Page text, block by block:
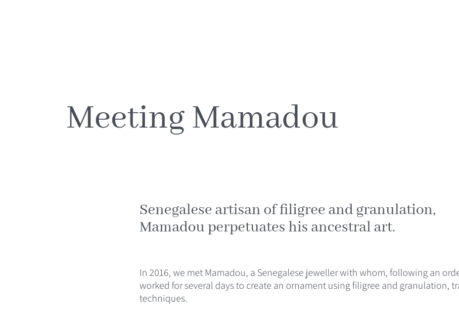
Meeting Mamadou
Senegalese artisan of filigree and granulation,
Mamadou perpetuates his ancestral art.
In 2016, we met Mamadou, a Senegalese jeweller with whom, following an
worked for several days to create an ornament using filigree and granulation,
techniques.